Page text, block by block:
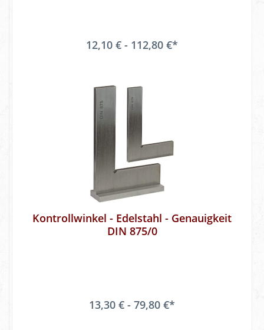
12,10 € - 112,80 €*
Kontrollwinkel - Edelstahl - Genauigkeit
DIN 875/0
13,30 € - 79,80 €*